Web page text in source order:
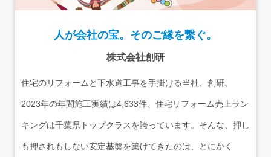
人が会社の宝。そのご縁を繋ぐ。
株式会社創研
住宅のリフォームと下水道工事を手掛ける当社、創研。
2023年の年間施工実績は4,633件、住宅リフォーム売上ラン
キングは千葉県トップクラスを誇っています。そんな、押し
も押されもしない安定基盤を築けてきたのは、とにかく